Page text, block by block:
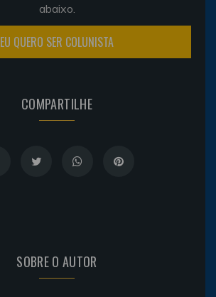
abaixo.
EU QUERO SER COLUNISTA
COMPARTILHE
SOBRE O AUTOR